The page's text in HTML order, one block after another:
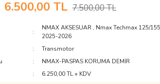
6.500,00 TL 7.500,00 TL
NMAX AKSESUAR , Nmax Techmax 125/155
2025-2026
Transmotor
NMAX-PASPAS KORUMA DEMİR
6.250,00 TL + KDV